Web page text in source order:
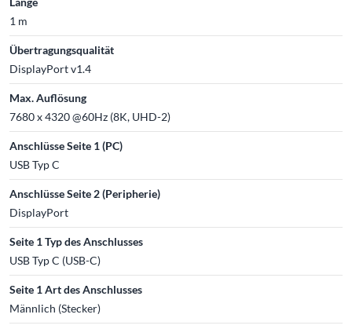
1 m
Übertragungsqualität
DisplayPort v1.4
Max. Auflösung
7680 x 4320 @60Hz (8K, UHD-2)
Anschlüsse Seite 1 (PC)
USB Typ C
Anschlüsse Seite 2 (Peripherie)
DisplayPort
Seite 1 Typ des Anschlusses
USB Typ C (USB-C)
Seite 1 Art des Anschlusses
Männlich (Stecker)